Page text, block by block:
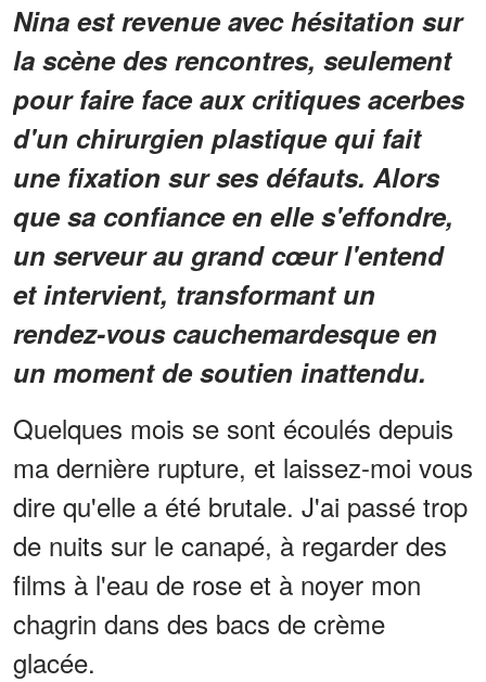
Nina est revenue avec hésitation sur
la scène des rencontres, seulement
pour faire face aux critiques acerbes
d'un chirurgien plastique qui fait
une fixation sur ses défauts. Alors
que sa confiance en elle s'effondre,
un serveur au grand cœur l'entend
et intervient, transformant un
rendez-vous cauchemardesque en
un moment de soutien inattendu.
Quelques mois se sont écoulés depuis
ma dernière rupture, et laissez-moi vous
dire qu'elle a été brutale. J'ai passé trop
de nuits sur le canapé, à regarder des
films à l'eau de rose et à noyer mon
chagrin dans des bacs de crème
glacée.